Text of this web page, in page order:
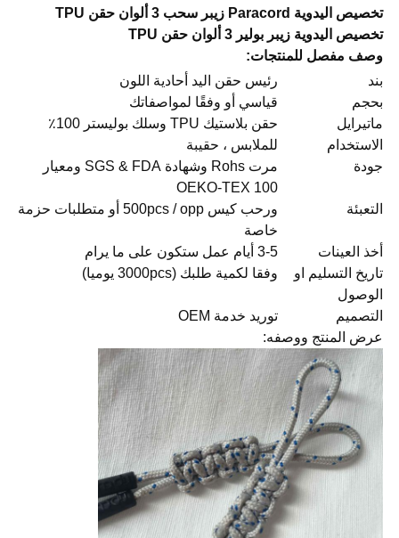
الخصوصية
تخصيص اليدوية Paracord زيبر سحب 3 ألوان حقن TPU
تخصيص اليدوية زيبر بولير 3 ألوان حقن TPU
وصف مفصل للمنتجات:
بند
رئيس حقن اليد أحادية اللون
بحجم
قياسي أو وفقًا لمواصفاتك
ماتيرايل
حقن بلاستيك TPU وسلك بوليستر 100٪
الاستخدام
للملابس ، حقيبة
جودة
مرت Rohs وشهادة SGS & FDA ومعيار
OEKO-TEX 100
التعبئة
ورحب كيس 500pcs / opp أو متطلبات حزمة
خاصة
أخذ العينات
3-5 أيام عمل ستكون على ما يرام
تاريخ التسليم او
الوصول
وفقا لكمية طلبك (3000pcs يوميا)
التصميم
توريد خدمة OEM
عرض المنتج ووصفه: